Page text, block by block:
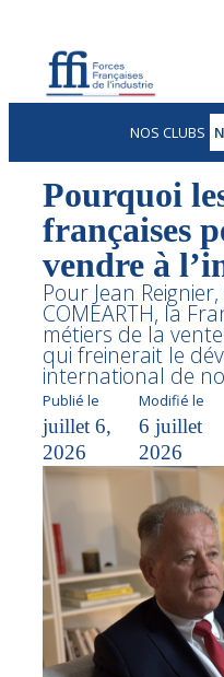
NOS CLUBS
Pourquoi
françaises
vendre à
Pour Jean
COMEARTH, la
métiers de la
qui freinerait le
international de
Publié le
juillet 6,
2026
Modifié le
6 juillet
2026